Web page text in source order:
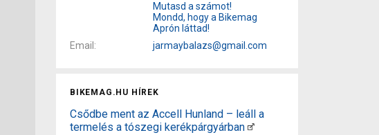
Mutasd a számot!
Mondd, hogy a Bikemag
Aprón láttad!
Email
jarmaybalazs@gmail.com
BIKEMAG.HU HÍREK
Csődbe ment az Accell Hunland – leáll a
termelés a tószegi kerékpárgyárban